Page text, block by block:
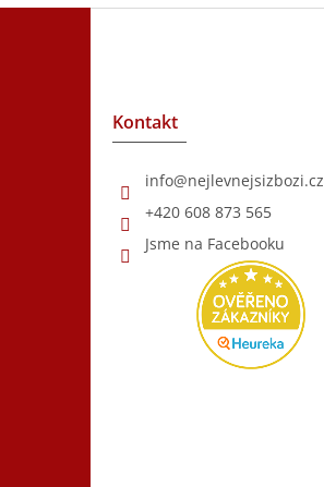
Kontakt
info@nejlevnejsizbozi.cz
+420 608 873 565
Jsme na Facebooku